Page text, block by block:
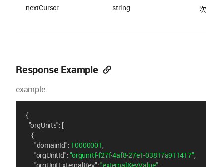
nextCursor string 次のリ
Response Example
example
{
"orgUnits": [
    {
"domainId": 10000001
"orgUnitId": "orgunitf-f27f-4af8-27e1-03817a911417"
"orgUnitExternalKey": "externalKeyValue"